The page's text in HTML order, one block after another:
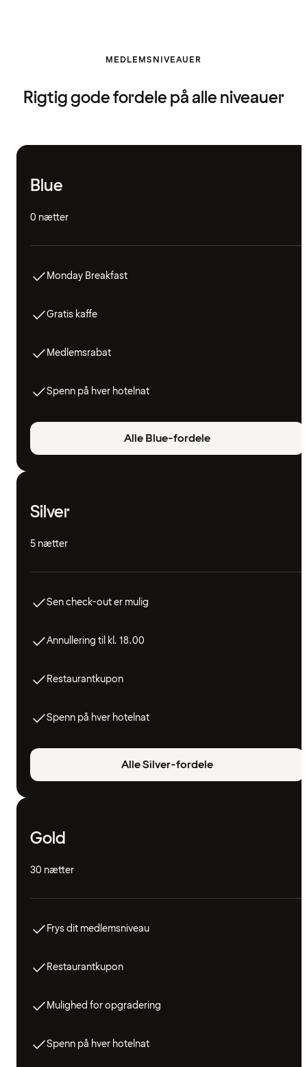
MEDLEMSNIVEAUER
Rigtig gode fordele på alle niveauer
Blue
0 nætter
Monday Breakfast
Gratis kaffe
Medlemsrabat
Spenn på hver hotelnat
Alle Blue-fordele
Silver
5 nætter
Sen check-out er mulig
Annullering til kl. 18.00
Restaurantkupon
Spenn på hver hotelnat
Alle Silver-fordele
Gold
30 nætter
Frys dit medlemsniveau
Restaurantkupon
Mulighed for opgradering
Spenn på hver hotelnat